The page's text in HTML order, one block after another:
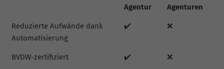
Agentur
Agenturen
Reduzierte Aufwände dank
Automatisierung
✔️ ❌
BVDW-zertifiziert ✔️ ❌